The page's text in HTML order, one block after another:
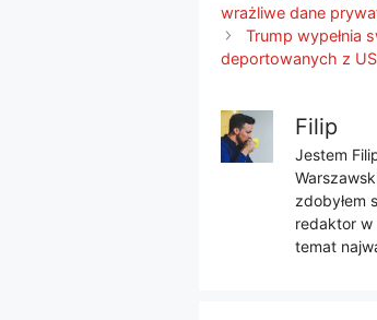
wrażliwe dane
Trump wypełnia
deportowanych z
Filip
Jestem
zdobyłem
redaktor w
temat